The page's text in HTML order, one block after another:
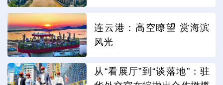
连云港：高空瞭望 赏海滨
风光
从“看展厅”到“谈落地”：驻